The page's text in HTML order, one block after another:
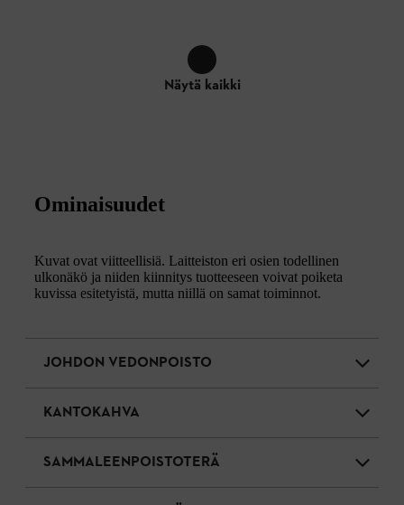
Näytä kaikki
Ominaisuudet
Kuvat ovat viitteellisiä. Laitteiston eri osien todellinen
ulkonäkö ja niiden kiinnitys tuotteeseen voivat poiketa
kuvissa esitetyistä, mutta niillä on samat toiminnot.
JOHDON VEDONPOISTO
KANTOKAHVA
SAMMALEENPOISTOTERÄ